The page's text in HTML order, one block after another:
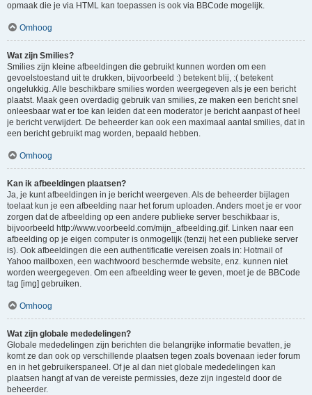
opmaak die je via HTML kan toepassen is ook via BBCode mogelijk.
Omhoog
Wat zijn Smilies?
Smilies zijn kleine afbeeldingen die gebruikt kunnen worden om een
gevoelstoestand uit te drukken, bijvoorbeeld :) betekent blij, :( betekent
ongelukkig. Alle beschikbare smilies worden weergegeven als je een bericht
plaatst. Maak geen overdadig gebruik van smilies, ze maken een bericht snel
onleesbaar wat er toe kan leiden dat een moderator je bericht aanpast of heel
je bericht verwijdert. De beheerder kan ook een maximaal aantal smilies, dat in
een bericht gebruikt mag worden, bepaald hebben.
Omhoog
Kan ik afbeeldingen plaatsen?
Ja, je kunt afbeeldingen in je bericht weergeven. Als de beheerder bijlagen
toelaat kun je een afbeelding naar het forum uploaden. Anders moet je er voor
zorgen dat de afbeelding op een andere publieke server beschikbaar is,
bijvoorbeeld http://www.voorbeeld.com/mijn_afbeelding.gif. Linken naar een
afbeelding op je eigen computer is onmogelijk (tenzij het een publieke server
is). Ook afbeeldingen die een authentificatie vereisen zoals in: Hotmail of
Yahoo mailboxen, een wachtwoord beschermde website, enz. kunnen niet
worden weergegeven. Om een afbeelding weer te geven, moet je de BBCode
tag [img] gebruiken.
Omhoog
Wat zijn globale mededelingen?
Globale mededelingen zijn berichten die belangrijke informatie bevatten, je
komt ze dan ook op verschillende plaatsen tegen zoals bovenaan ieder forum
en in het gebruikerspaneel. Of je al dan niet globale mededelingen kan
plaatsen hangt af van de vereiste permissies, deze zijn ingesteld door de
beheerder.